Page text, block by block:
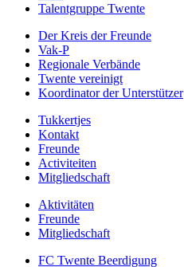
Talentgruppe Twente
Der Kreis der Freunde
Vak-P
Regionale Verbände
Twente vereinigt
Koordinator der Unterstützer
Tukkertjes
Kontakt
Freunde
Activiteiten
Mitgliedschaft
Aktivitäten
Freunde
Mitgliedschaft
FC Twente Beerdigung